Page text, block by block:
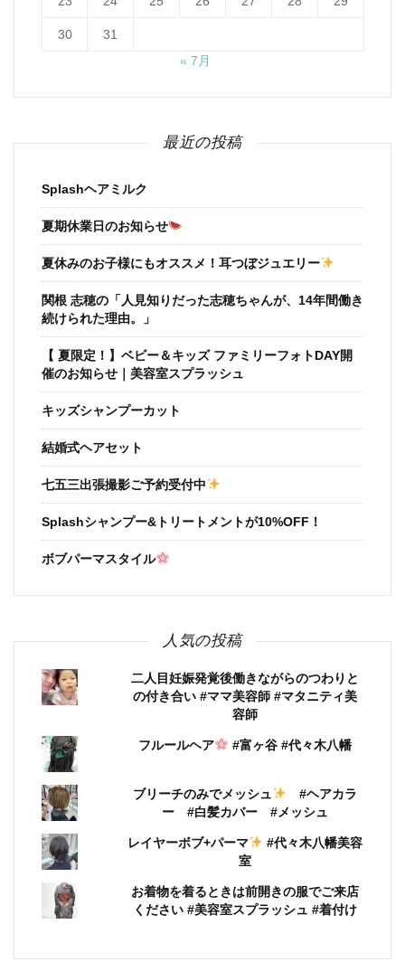
30
31
« 7月
最近の投稿
Splashヘアミルク
夏期休業日のお知らせ
夏休みのお子様にもオススメ！耳つぼジュエリー
関根 志穂の「人見知りだった志穂ちゃんが、14年間働き
続けられた理由。」
【 夏限定！】ベビー＆キッズ ファミリーフォトDAY開
催のお知らせ｜美容室スプラッシュ
キッズシャンプーカット
結婚式ヘアセット
七五三出張撮影ご予約受付中
Splashシャンプー&トリートメントが10%OFF！
ボブパーマスタイル
人気の投稿
二人目妊娠発覚後働きながらのつわりと
の付き合い #ママ美容師 #マタニティ美
容師
フルールヘア #富ヶ谷 #代々木八幡
ブリーチのみでメッシュ
#ヘアカラ
ー #白髪カバー #メッシュ
レイヤーボブ+パーマ
#代々木八幡美容
室
お着物を着るときは前開きの服でご来店
ください #美容室スプラッシュ #着付け